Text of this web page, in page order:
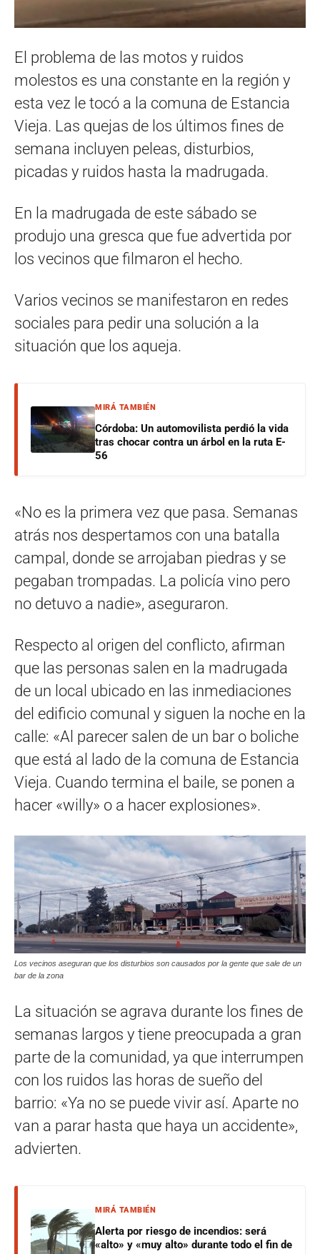
El problema de las motos y ruidos
molestos es una constante en la región y
esta vez le tocó a la comuna de Estancia
Vieja. Las quejas de los últimos fines de
semana incluyen peleas, disturbios,
picadas y ruidos hasta la madrugada.
En la madrugada de este sábado se
produjo una gresca que fue advertida por
los vecinos que filmaron el hecho.
Varios vecinos se manifestaron en redes
sociales para pedir una solución a la
situación que los aqueja.
MIRÁ TAMBIÉN
Córdoba: Un automovilista perdió la vida
tras chocar contra un árbol en la ruta E-
56
«No es la primera vez que pasa. Semanas
atrás nos despertamos con una batalla
campal, donde se arrojaban piedras y se
pegaban trompadas. La policía vino pero
no detuvo a nadie», aseguraron.
Respecto al origen del conflicto, afirman
que las personas salen en la madrugada
de un local ubicado en las inmediaciones
del edificio comunal y siguen la noche en la
calle: «Al parecer salen de un bar o boliche
que está al lado de la comuna de Estancia
Vieja. Cuando termina el baile, se ponen a
hacer «willy» o a hacer explosiones».
Los vecinos aseguran que los disturbios son causados por la gente que sale de un
bar de la zona
La situación se agrava durante los fines de
semanas largos y tiene preocupada a gran
parte de la comunidad, ya que interrumpen
con los ruidos las horas de sueño del
barrio: «Ya no se puede vivir así. Aparte no
van a parar hasta que haya un accidente»,
advierten.
MIRÁ TAMBIÉN
Alerta por riesgo de incendios: será
«alto» y «muy alto» durante todo el fin de